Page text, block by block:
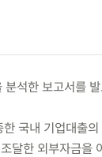
석한 보고서를
국내 기업대출의
달한 외부자금을